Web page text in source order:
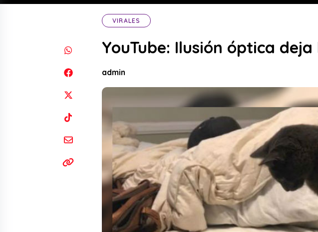
VIRALES
YouTube: Ilusión óptica
admin